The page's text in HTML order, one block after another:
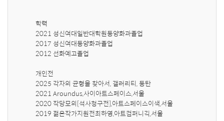
학력
2021 성신여대일반대학원동양화과졸업
2017 성신여대동양화과졸업
2012 선화예고졸업
개인전
2025 각자의 균형을 찾아서, 갤러리티, 동탄
2021 Aroundus,사이아트스페이스,서울
2020 작당모의[석사청구전],아트스페이스이색,서울
2019 젊은작가지원전최하영,아트컴퍼니긱,서울